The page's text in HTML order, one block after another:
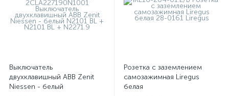
Выключатель
двухклавишный ABB Zenit
Niessen - белый
Розетка с заземлением
самозажимная Liregus
белая